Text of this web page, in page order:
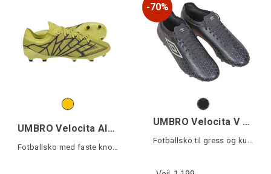
UMBRO Velocita Alchemist Pro FG
70%
UMBRO Velocita V Premier AG